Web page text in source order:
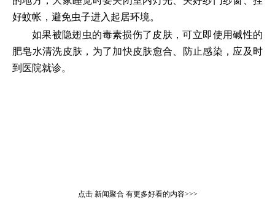
好蚊帐，避免虫子进入起居环境。
如果被隐翅虫的毒素损伤了皮肤，可立即使用碱性的
肥皂水清洗皮肤，为了加快皮肤愈合、防止感染，应及时
到医院就诊。
点击 新闻聚合有更多好看的内容>>>